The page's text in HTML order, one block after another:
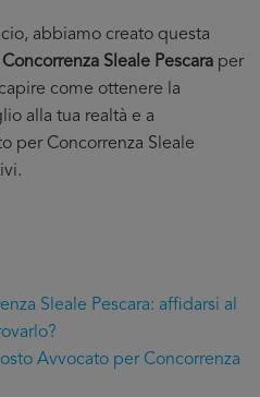
abbiamo creato questa
Sleale Pescara per
come ottenere la
alla tua realtà e a
per Concorrenza Sleale
Sleale Pescara: affidarsi al
Avvocato per Concorrenza